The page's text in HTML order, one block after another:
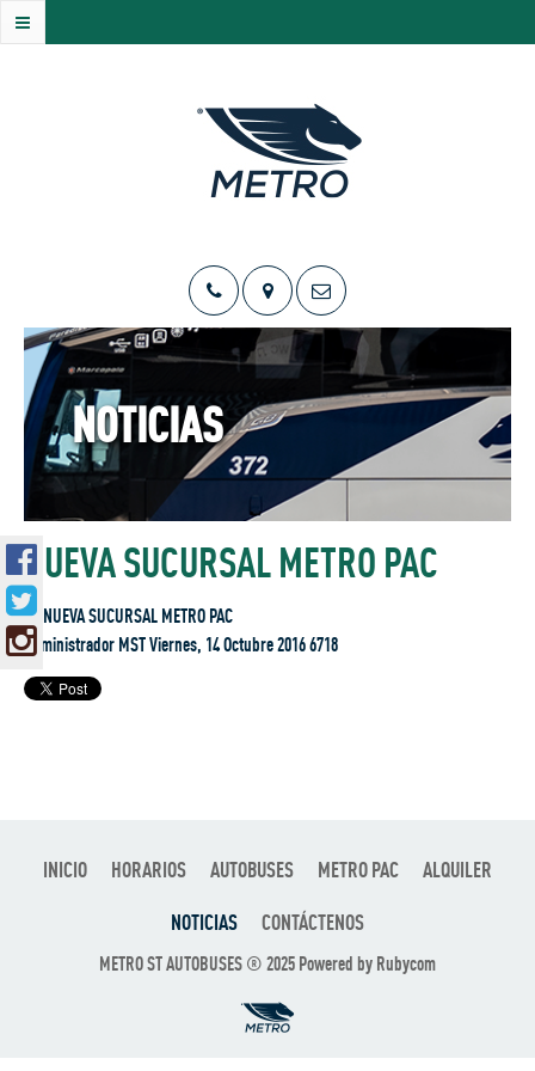
NOTICIAS
NUEVA SUCURSAL METRO PAC
Administrador MST Viernes, 14 Octubre 2016 6718
INICIO HORARIOS AUTOBUSES METRO PAC ALQUILER
NOTICIAS CONTÁCTENOS
METRO ST AUTOBUSES ® 2025 Powered by Rubycom